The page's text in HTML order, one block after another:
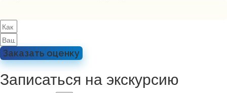
Заказать оценку
Записаться на экскурсию